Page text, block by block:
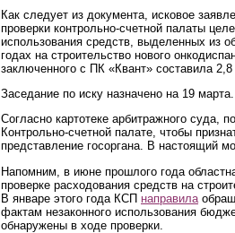
Как следует из документа, исковое
проверки контрольно-счетной палаты
использования средств, выделенных из
годах на строительство нового
заключенного с ПК «Квант» составила
Заседание по иску назначено на 19 марта.
Согласно картотеке арбитражного суда,
Контрольно-счетной палате, чтобы
представление госоргана. В настоящий
Напомним, в июне прошлого года
проверке расходования средств на
В январе этого года КСП направила
фактам незаконного использования
обнаружены в ходе проверки.